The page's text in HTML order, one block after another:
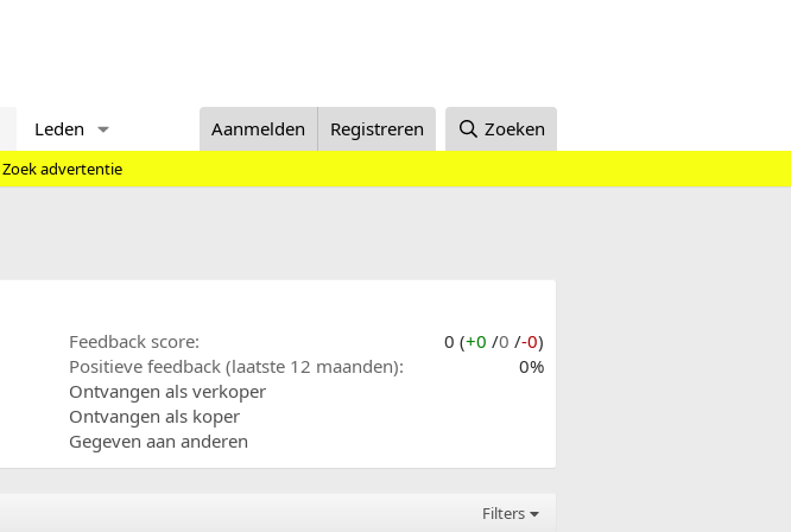
Leden Aanmelden Registreren Zoeken
Zoek advertentie
Feedback score 0 (+0 /0 /-0)
Positieve feedback (laatste 12 maanden)
0%
Ontvangen als verkoper
Ontvangen als koper
Gegeven aan anderen
Filters